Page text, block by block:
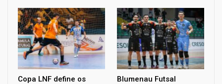
Copa LNF define os
Blumenau Futsal